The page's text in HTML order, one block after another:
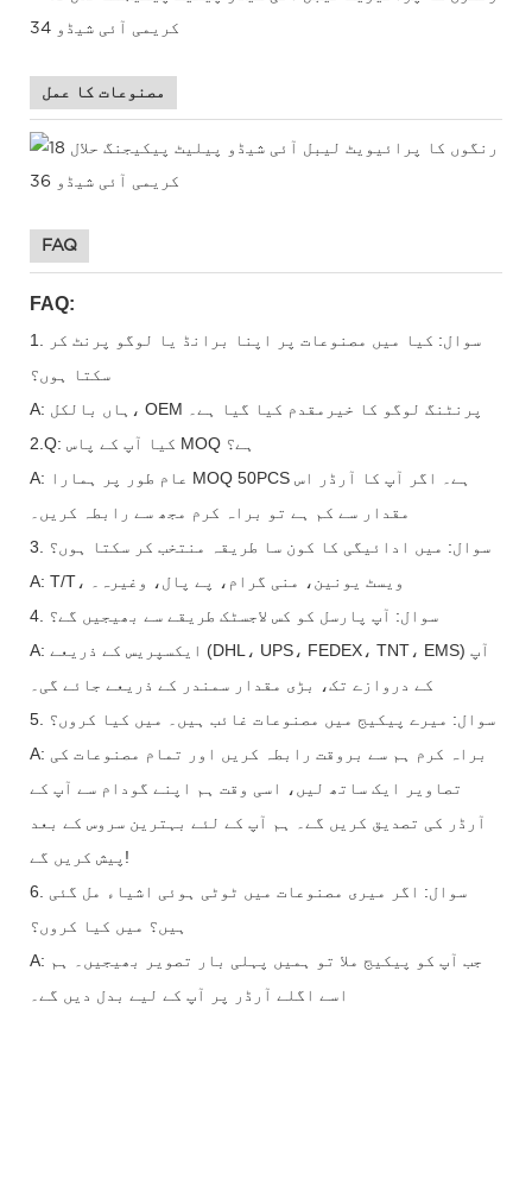
مصنوعات کا عمل
FAQ
FAQ:
1. سوال: کیا میں مصنوعات پر اپنا برانڈ یا لوگو پرنٹ کر
سکتا ہوں؟
A: ہاں بالکل، OEM پرنٹنگ لوگو کا خیرمقدم کیا گیا ہے۔
2.Q: کیا آپ کے پاس MOQ ہے؟
A: عام طور پر ہمارا MOQ 50PCS ہے۔ اگر آپ کا آرڈر اس
مقدار سے کم ہے تو براہ کرم مجھ سے رابطہ کریں۔
3. سوال: میں ادائیگی کا کون سا طریقہ منتخب کر سکتا ہوں؟
A: T/T، ویسٹ یونین، منی گرام، پے پال، وغیرہ۔
4. سوال: آپ پارسل کو کس لاجسٹک طریقے سے بھیجیں گے؟
A: ایکسپریس کے ذریعے (DHL، UPS، FEDEX، TNT، EMS) آپ
کے دروازے تک، بڑی مقدار سمندر کے ذریعے جائے گی۔
5. سوال: میرے پیکیج میں مصنوعات غائب ہیں۔ میں کیا کروں؟
A: براہ کرم ہم سے بروقت رابطہ کریں اور تمام مصنوعات کی
تصاویر ایک ساتھ لیں، اسی وقت ہم اپنے گودام سے آپ کے
آرڈر کی تصدیق کریں گے۔ ہم آپ کے لئے بہترین سروس کے بعد
پیش کریں گے!
6. سوال: اگر میری مصنوعات میں ٹوٹی ہوئی اشیاء مل گئی
ہیں؟ میں کیا کروں؟
A: جب آپ کو پیکیج ملا تو ہمیں پہلی بار تصویر بھیجیں۔ ہم
اسے اگلے آرڈر پر آپ کے لیے بدل دیں گے۔